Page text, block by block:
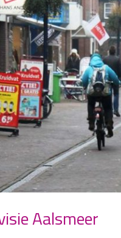
Aalsmeer